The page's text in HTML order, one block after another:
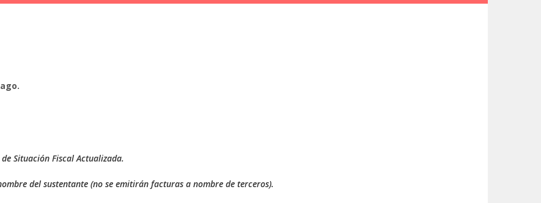
de Situación Fiscal Actualizada.
del sustentante (no se emitirán facturas a nombre de terceros).